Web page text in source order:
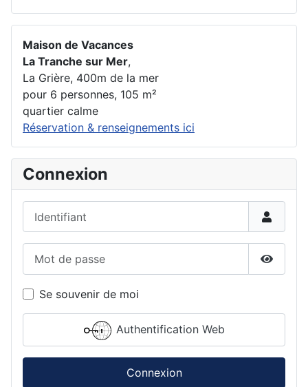
Maison de Vacances
La Tranche sur Mer,
La Grière, 400m de la mer
pour 6 personnes, 105 m²
quartier calme
Réservation & renseignements ici
Connexion
Se souvenir de moi
Authentification Web
Connexion